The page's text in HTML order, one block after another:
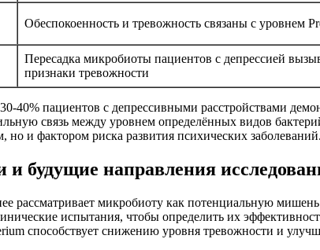
Обеспокоенность и тревожность связаны с уровнем
Пересадка микробиоты пациентов с депрессией
признаки тревожности
30-40% пациентов с депрессивными расстройствами
связь между уровнем определённых видов
но и фактором риска развития психических заболеваний.
будущие направления
рассматривает микробиоту как потенциальную
испытания, чтобы определить их
способствует снижению уровня тревожности и